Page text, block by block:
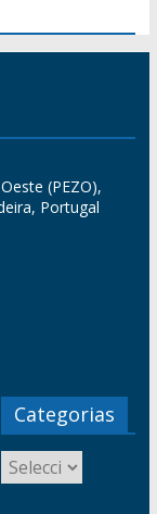
(PEZO),
Portugal
Categorias